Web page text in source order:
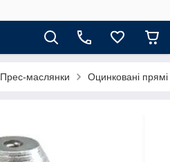
Прес-маслянки Оцинковані